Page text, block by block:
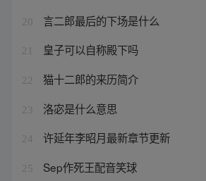
20 言二郎最后的下场是什么
21 皇子可以自称殿下吗
22 猫十二郎的来历简介
23 洛宓是什么意思
24 许延年李昭月最新章节更新
25 Sep作死王配音笑球